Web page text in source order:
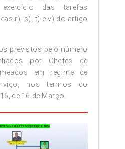
das tarefas
r), s), t) e v) do artigo
previstos pelo número
por Chefes de
em regime de
nos termos do
de 16 de Março.